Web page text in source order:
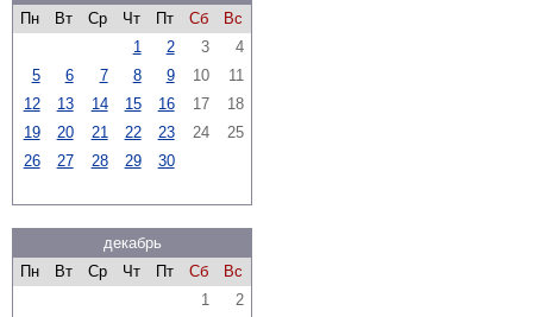
Пн
Вт Ср Чт Пт Сб
Вс
1
2 3
4
5
6 7 8 9 10
11
12
13 14 15 16 17
18
19
20 21 22 23 24
25
26
27 28 29 30
декабрь
Пн
Вт Ср Чт Пт Сб
Вс
1
2